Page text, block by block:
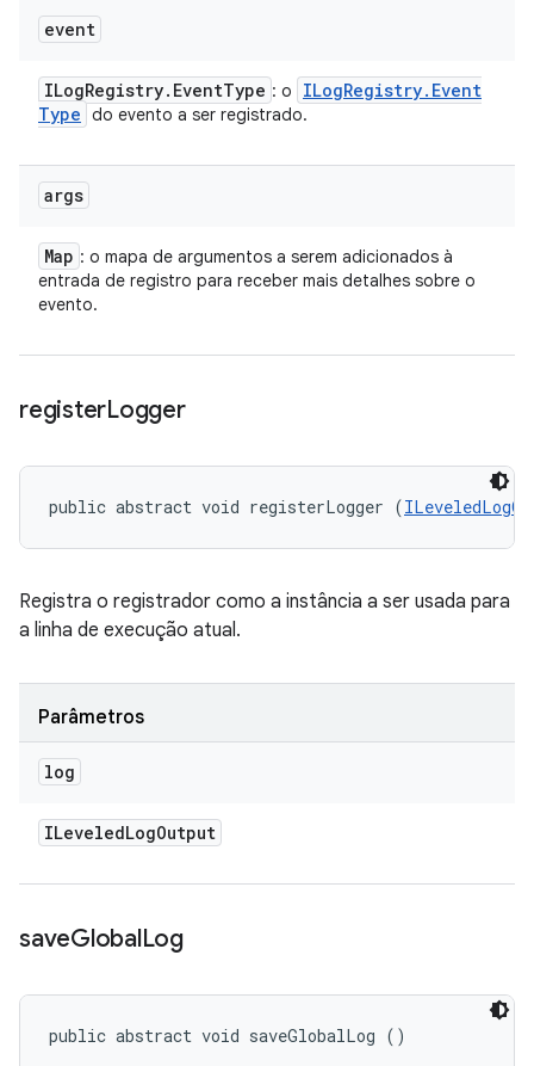
event
ILogRegistry. EventType : o ILogRegistry. Event
Type do evento a ser registrado.
args
Map : o mapa de argumentos a serem adicionados à
entrada de registro para receber mais detalhes sobre o
evento.
registerLogger
public abstract void registerLogger (
Registra o registrador como a instância a ser usada para
a linha de execução atual.
Parâmetros
log
ILeveledLogOutput
saveGlobalLog
public abstract void saveGlobalLog ()